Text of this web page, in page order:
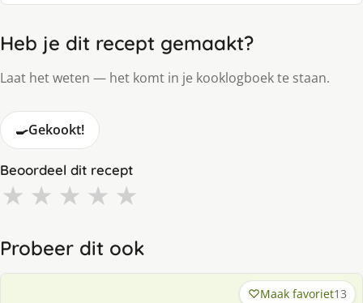
Heb je dit recept gemaakt?
Laat het weten — het komt in je kooklogboek te staan.
🍳Gekookt!
Beoordeel dit recept
★ ★ ★ ★ ★
Probeer dit ook
Maak favoriet13